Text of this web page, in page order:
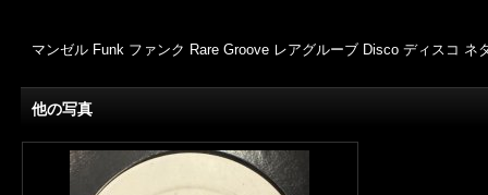
マンゼル Funk ファンク Rare Groove レアグルーブ Disco ディスコ ネ
他の写真